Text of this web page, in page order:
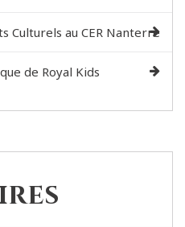
Culturels au CER Nanterre
de Royal Kids